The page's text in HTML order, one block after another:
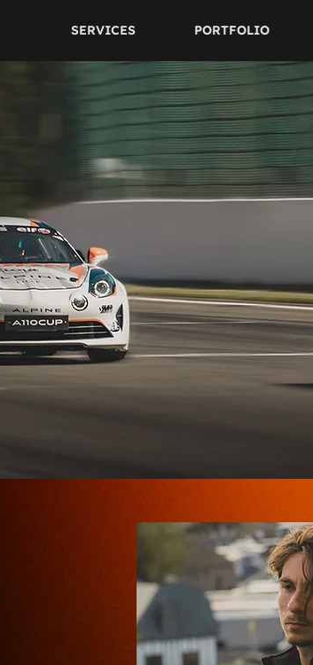
SERVICES PORTFOLIO